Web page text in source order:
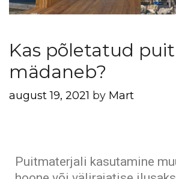
Kas põletatud puit
mädaneb?
august 19, 2021 by Mart
Puitmaterjali kasutamine